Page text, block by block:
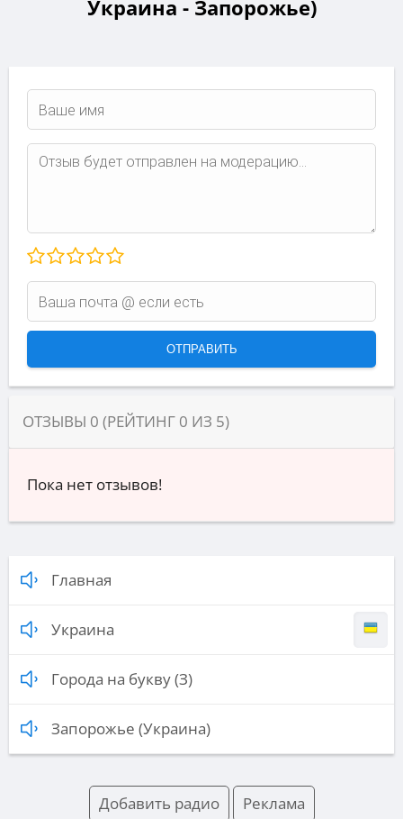
Украина - Запорожье)
ОТЗЫВЫ 0 (РЕЙТИНГ 0 ИЗ 5)
Пока нет отзывов!
Главная
Украина
Города на букву (З)
Запорожье (Украина)
Добавить радио Реклама